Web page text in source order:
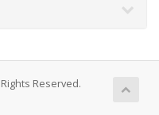
Reserved.